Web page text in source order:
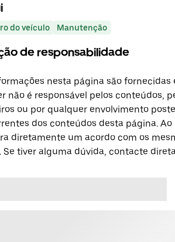
do veículo Manutenção
de responsabilidade
nesta página são
não é responsável pelos conteúdos,
ou por qualquer envolvimento
dos conteúdos desta página.
diretamente um acordo com os
Se tiver alguma dúvida, contacte